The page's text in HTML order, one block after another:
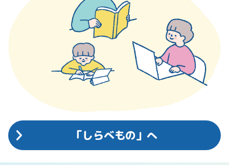
「しらべもの」へ